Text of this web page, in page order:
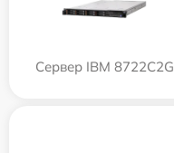
Сервер IBM 8722C2G